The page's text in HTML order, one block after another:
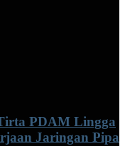
PDAM Lingga
Jaringan Pipa